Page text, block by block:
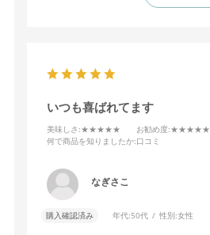
いつも喜ばれてます
美味しさ :★★★★★ お勧め度:★★★★★
何で商品を知りましたか:口コミ
なぎさこ
購入確認済み 年代:50代 性別:女性